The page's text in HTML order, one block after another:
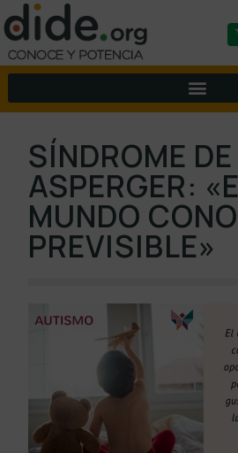
SÍNDROME DE
ASPERGER:
MUNDO
PREVISIBLE»